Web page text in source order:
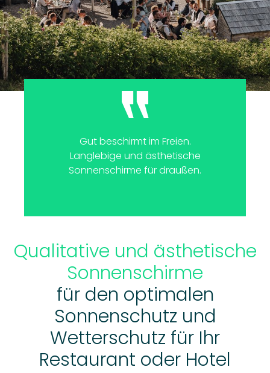
Gut beschirmt im Freien.
Langlebige und ästhetische
Sonnenschirme für draußen.
Qualitative und ästhetische
Sonnenschirme
für den optimalen
Sonnenschutz und
Wetterschutz für Ihr
Restaurant oder Hotel